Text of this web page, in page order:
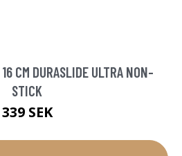
CM DURASLIDE ULTRA NON-
STICK
339 SEK